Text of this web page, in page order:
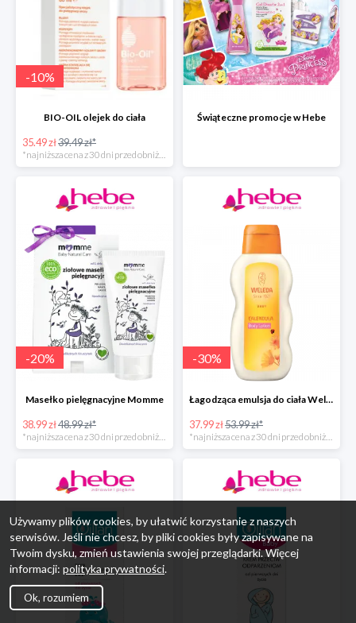
-10%
BIO-OIL olejek do ciała
35.49 zł39.49 zł*
*najniższa cena z 30 dni przed obniżką
Świąteczne promocje w Hebe
-20%
Masełko pielęgnacyjne Momme
38.99 zł48.99 zł*
-30%
Łagodząca emulsja do ciała Weleda
37.99 zł53.99 zł*
Używamy plików cookies, by ułatwić korzystanie z naszych
serwisów. Jeśli nie chcesz, by pliki cookies były zapisywane na
Twoim dysku, zmień ustawienia swojej przeglądarki. Więcej
informacji: polityka prywatności.
Ok, rozumiem